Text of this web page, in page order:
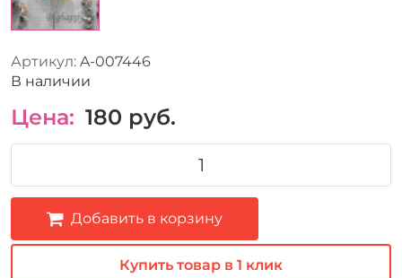
Артикул: A-007446
В наличии
Цена: 180 руб.
Добавить в корзину
Купить товар в 1 клик